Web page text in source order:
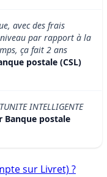
avec des frais
par rapport à la
ça fait 2 ans
postale (CSL)
INTELLIGENTE
Banque postale
sur Livret) ?